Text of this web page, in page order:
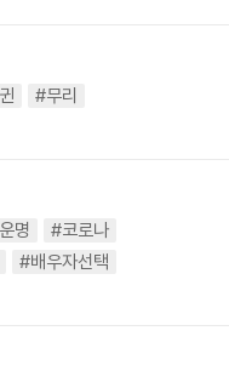
#무리
명
#코로나
#배우자선택